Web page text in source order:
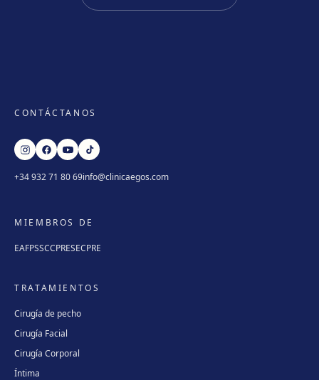
CONTÁCTANOS
+34 932 71 80 69info@clinicaegos.com
MIEMBROS DE
EAFPSSCCPRESECPRE
TRATAMIENTOS
Cirugía de pecho
Cirugía Facial
Cirugía Corporal
Íntima